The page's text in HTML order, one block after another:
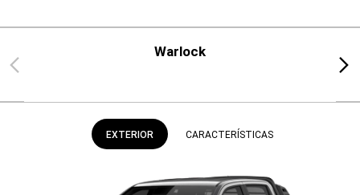
Previous
Warlock
Next
EXTERIOR CARACTERÍSTICAS